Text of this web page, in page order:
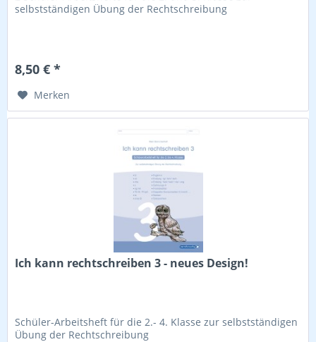
selbstständigen Übung der Rechtschreibung
8,50 € *
Merken
Ich kann rechtschreiben 3 - neues Design!
Schüler-Arbeitsheft für die 2.- 4. Klasse zur selbstständigen
Übung der Rechtschreibung